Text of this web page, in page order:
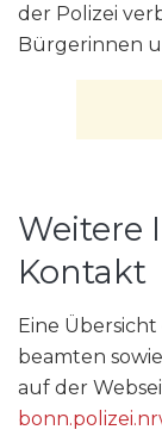
der Polizei
Bürgerinnen
Weitere
Kontakt
Eine
beamten
auf der